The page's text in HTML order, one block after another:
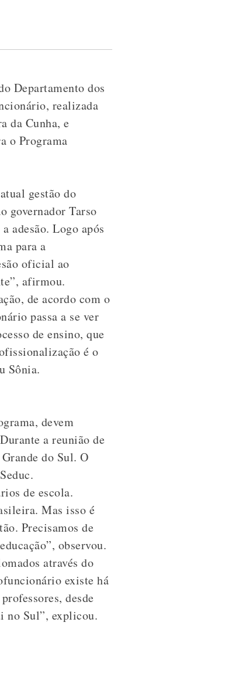
Departamento dos
realizada
da Cunha, e
o Programa
gestão do
governador Tarso
adesão. Logo após
para a
oficial ao
afirmou.
de acordo com o
passa a se ver
de ensino, que
é o
Sônia.
devem
a reunião de
do Sul. O
de escola.
Mas isso é
Precisamos de
observou.
através do
existe há
desde
no Sul”, explicou.